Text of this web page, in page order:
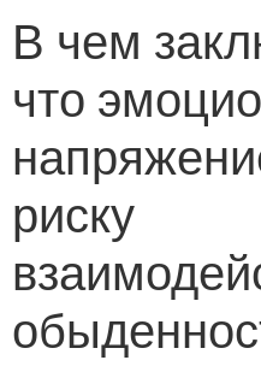
В чем
что
риску